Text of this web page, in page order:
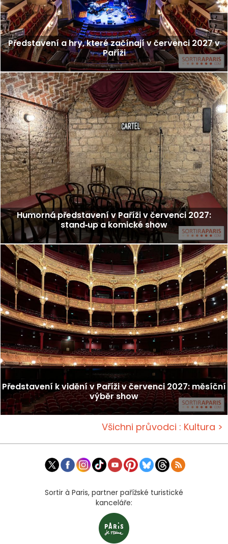
Představení a hry, které začínají v červenci 2027 v
Paříži
Humorná představení v Paříži v červenci 2027:
stand‑up a komické show
Představení k vidění v Paříži v červenci 2027: měsíční
výběr show
Všichni průvodci : Kultura >
Sortir à Paris, partner pařížské turistické
kanceláře: